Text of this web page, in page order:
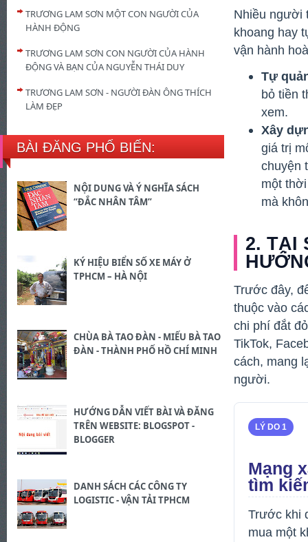
TRƯƠNG LAM SƠN MỘT CON NGƯỜI CỦA
HÀNH ĐỘNG
TRƯƠNG LAM SƠN CON NGƯỜI CỦA HÀNH
ĐỘNG VÀ BẠN CỦA NGUYỄN THÁI DUY
TRƯƠNG LAM SƠN - NGƯỜI ĐÀN ÔNG THÍCH
LÀM ĐẸP
BÀI ĐĂNG PHỔ BIẾN:
NỘI DUNG VÀ Ý NGHĨA SÁCH
“ĐẮC NHÂN TÂM”
KÝ HIỆU BIỂN SỐ XE MÁY Ở
TPHCM – HÀ NỘI
CHÙA BÀ TAO ĐÀN - MIẾU BÀ TAO
ĐÀN - THÀNH PHỐ HỒ CHÍ MINH
HƯỚNG DẪN VIẾT BÀI VÀ ĐĂNG
TRÊN WEBSITE: BLOGSPOT -
BLOGGER
DANH SÁCH CÁC CÔNG TY
LOGISTIC - VẬN TẢI TPHCM
Nhiều người
khoang hay
vận hành
Tự
bỏ tiền
xem.
Xây
giá trị
chuyện
một
mà
2. TẠI
Trước đây,
thuộc vào
chi phí đắt
TikTok,
cách, mang
người.
LÝ DO 1
Mạng
tìm
Trước khi
mua một